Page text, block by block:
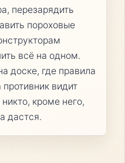
перезарядить
пороховые
всё на одном.
доске, где правила
видит
кроме него,
дастся.